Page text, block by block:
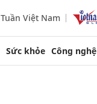
Tuần Việt Nam
Sức khỏe Công nghệ